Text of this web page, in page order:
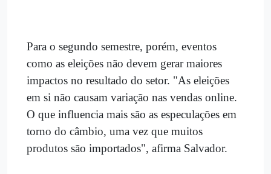
Para o segundo semestre, porém, eventos
como as eleições não devem gerar maiores
impactos no resultado do setor. "As eleições
em si não causam variação nas vendas online.
O que influencia mais são as especulações em
torno do câmbio, uma vez que muitos
produtos são importados", afirma Salvador.